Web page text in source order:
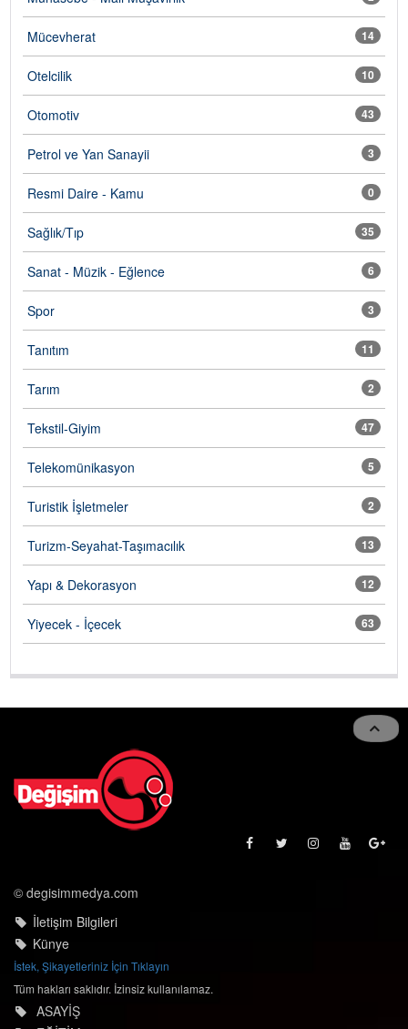
Mücevherat 14
Otelcilik 10
Otomotiv 43
Petrol ve Yan Sanayii 3
Resmi Daire - Kamu 0
Sağlık/Tıp 35
Sanat - Müzik - Eğlence 6
Spor 3
Tanıtım 11
Tarım 2
Tekstil-Giyim 47
Telekomünikasyon 5
Turistik İşletmeler 2
Turizm-Seyahat-Taşımacılık 13
Yapı & Dekorasyon 12
Yiyecek - İçecek 63
© degisimmedya.com
İletişim Bilgileri
Künye
İstek, Şikayetleriniz İçin Tıklayın
Tüm hakları saklıdır. İzinsiz kullanılamaz.
ASAYİŞ